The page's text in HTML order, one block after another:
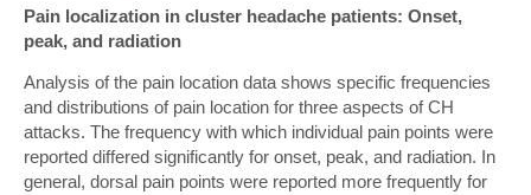
Pain localization in cluster headache patients: Onset,
peak, and radiation
Analysis of the pain location data shows specific frequencies
and distributions of pain location for three aspects of CH
attacks. The frequency with which individual pain points were
reported differed significantly for onset, peak, and radiation. In
general, dorsal pain points were reported more frequently for